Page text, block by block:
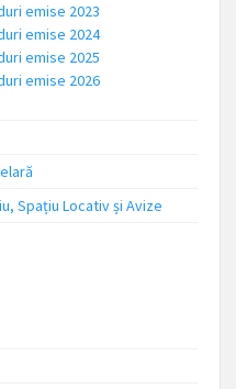
emise 2023
emise 2024
emise 2025
emise 2026
Spațiu Locativ și Avize